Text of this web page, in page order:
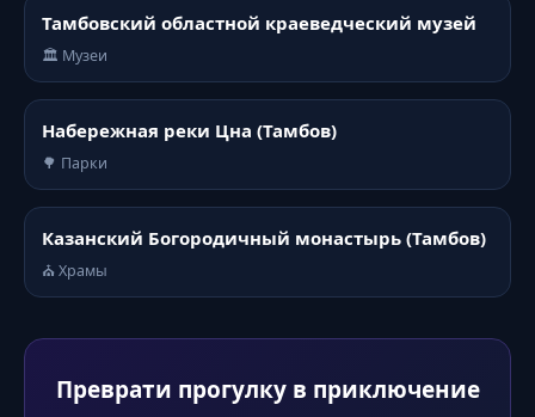
Тамбовский областной краеведческий музей
🏛️ Музеи
Набережная реки Цна (Тамбов)
🌳 Парки
Казанский Богородичный монастырь (Тамбов)
⛪ Храмы
Преврати прогулку в приключение